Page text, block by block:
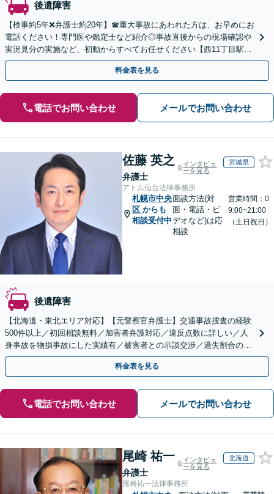
後遺障害
【検事約5年❌弁護士約20年】☎︎重大事故にあわれた方は、お早めにお
電話ください！専門医や鑑定士など紹介◎事故直後からの現場確認や
実況見分の実施など、初動からすべてお任せください【西11丁目駅直
結】【メディア出演実績多数】【初回相談無料】
料金表を見る
電話でお問い合わせ メールでお問い合わせ
佐藤 英之
弁護士
インタビュ
ーを見る
宮城県
アトム仙台法律事務所
札幌市中央
区 からも
相談受付中
面談方法(対
面・電話・ビ
デオなど)は応
相談
営業時間：0
9:00~21:00
（土日祝日）
後遺障害
【北海道・東北エリア対応】【元警察官弁護士】交通事故捜査の経験
500件以上／初回相談無料／加害者弁護対応／違反点数に詳しい／人
身事故を物損事故にした実績有／被害者との示談交渉／過失割合の交
渉／弁護士費用特約／交通事故を起こしてしまった方／
料金表を見る
電話でお問い合わせ メールでお問い合わせ
尾崎 祐一
弁護士
インタビュ
ーを見る
北海道
尾崎祐一法律事務所